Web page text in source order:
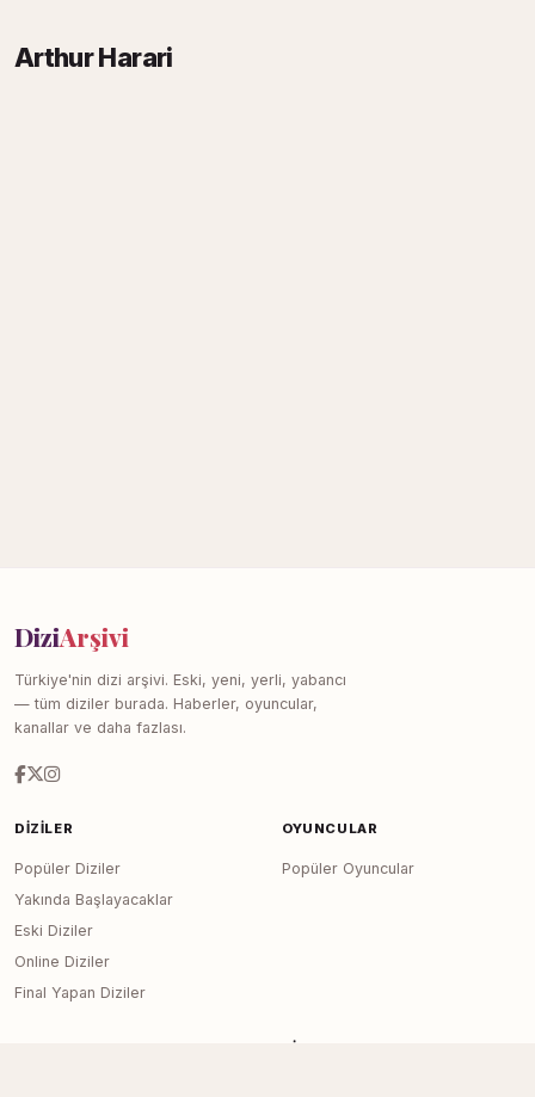
Arthur Harari
DiziArşivi
Türkiye'nin dizi arşivi. Eski, yeni, yerli, yabancı
— tüm diziler burada. Haberler, oyuncular,
kanallar ve daha fazlası.
DIZILER
Popüler Diziler
Yakında Başlayacaklar
Eski Diziler
Online Diziler
Final Yapan Diziler
OYUNCULAR
Popüler Oyuncular
SITE